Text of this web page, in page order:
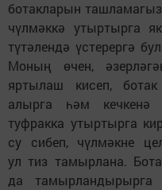
ботакларын
чүлмәккә утыртырга
түтәлендә үстерергә
Моның өчен,
яртылаш кисеп,
алырга һәм кечкенә
туфракка утыртырга
су сибеп, чүлмәкне
ул тиз тамырлана.
да тамырландырырга